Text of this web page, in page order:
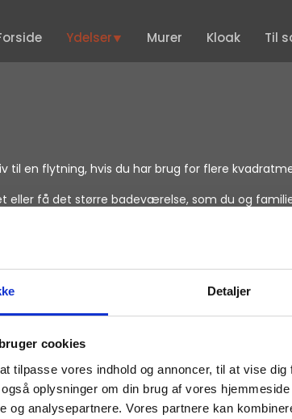
Detaljer
cookies
tilpasse vores indhold og annoncer, til at vise
oplysninger om din brug af vores
og analysepartnere. Vores partnere kan
Ydelser⯆ Murer Kloak Til
en flytning, hvis du har brug for flere
få det større badeværelse, som du og
Hvis du er i tvivl om
os.
er du velkommen til at kontakte os.